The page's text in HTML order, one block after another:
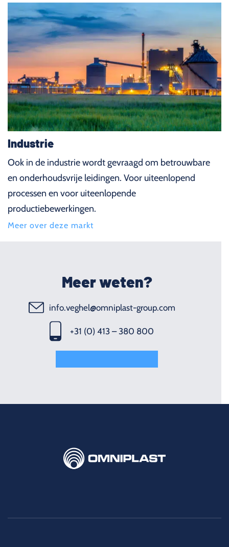
Industrie
Ook in de industrie wordt gevraagd om betrouwbare
en onderhoudsvrije leidingen. Voor uiteenlopend
processen en voor uiteenlopende
productiebewerkingen.
Meer over deze markt
Meer weten?
info.veghel@omniplast-group.com
+31 (0) 413 – 380 800